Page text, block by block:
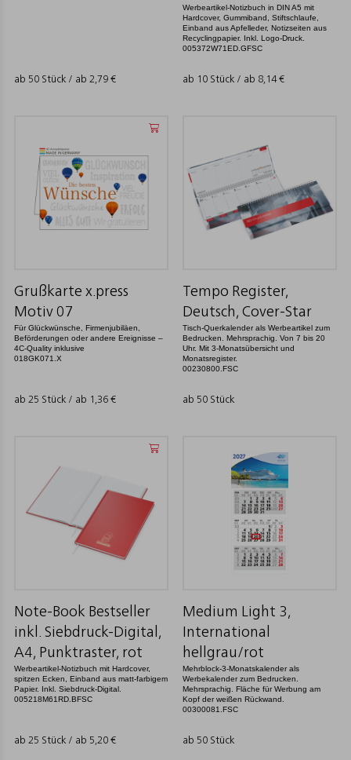
ab 50 Stück / ab 2,79 €
Werbeartikel-Notizbuch in DIN A5 mit
Hardcover, Gummiband, Stiftschlaufe,
Einband aus Apfelleder, Notizseiten aus
Recyclingpapier. Inkl. Logo-Druck.
005372W71ED.GFSC
ab 10 Stück / ab 8,14 €
Grußkarte x.press
Motiv 07
Für Glückwünsche, Firmenjubiläen,
Beförderungen oder andere Ereignisse –
4C-Quality inklusive
018GK071.X
ab 25 Stück / ab 1,36 €
Tempo Register,
Deutsch, Cover-Star
Tisch-Querkalender als Werbeartikel zum
Bedrucken. Mehrsprachig. Von 7 bis 20
Uhr. Mit 3-Monatsübersicht und
Monatsregister.
00230800.FSC
ab 50 Stück
Note-Book Bestseller
inkl. Siebdruck-Digital,
A4, Punktraster, rot
Werbeartikel-Notizbuch mit Hardcover,
spitzen Ecken, Einband aus matt-farbigem
Papier. Inkl. Siebdruck-Digital.
005218M61RD.BFSC
ab 25 Stück / ab 5,20 €
Medium Light 3,
International
hellgrau/rot
Mehrblock-3-Monatskalender als
Werbekalender zum Bedrucken.
Mehrsprachig. Fläche für Werbung am
Kopf der weißen Rückwand.
00300081.FSC
ab 50 Stück